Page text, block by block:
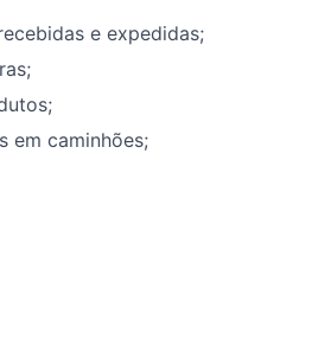
e expedidas;
em caminhões;